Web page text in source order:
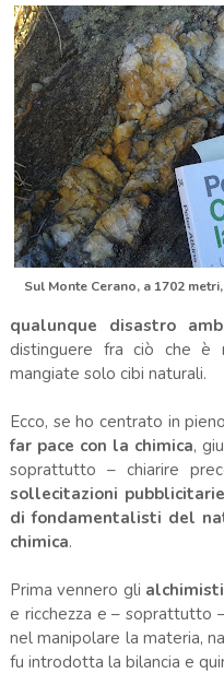
Sul Monte Cerano, a 1702
qualunque disastro
distinguere fra ciò che è
mangiate solo cibi naturali.
Ecco, se ho centrato in
far pace con la chimica,
soprattutto – chiarire
sollecitazioni
di fondamentalisti del
chimica.
Prima vennero gli alchimisti
e ricchezza e – soprattutto
nel manipolare la materia,
fu introdotta la bilancia e